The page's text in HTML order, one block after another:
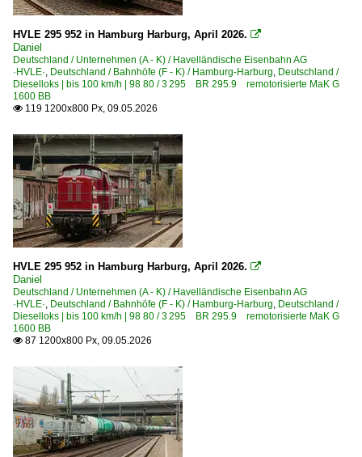
HVLE 295 952 in Hamburg Harburg, April 2026. 
Daniel
Deutschland / Unternehmen (A - K) / Havelländische Eisenbahn AG
·HVLE·, Deutschland / Bahnhöfe (F - K) / Hamburg-Harburg, Deutschland /
Dieselloks | bis 100 km/h | 98 80 / 3 295 BR 295.9 remotorisierte MaK G
1600 BB
 119 1200x800 Px, 09.05.2026
HVLE 295 952 in Hamburg Harburg, April 2026. 
Daniel
Deutschland / Unternehmen (A - K) / Havelländische Eisenbahn AG
·HVLE·, Deutschland / Bahnhöfe (F - K) / Hamburg-Harburg, Deutschland /
Dieselloks | bis 100 km/h | 98 80 / 3 295 BR 295.9 remotorisierte MaK G
1600 BB
 87 1200x800 Px, 09.05.2026